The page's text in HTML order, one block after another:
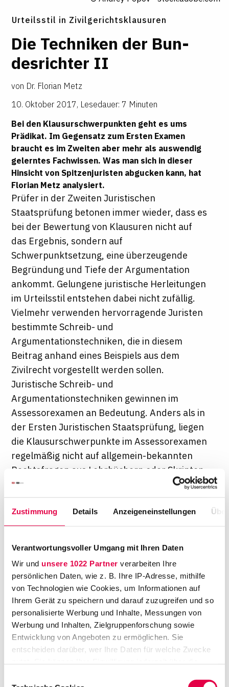
Zustimmung Details Anzeigeneinstellungen
Verantwortungsvoller Umgang mit Ihren Daten
Wir und unsere 1022 Partner verarbeiten Ihre
persönlichen Daten, wie z. B. Ihre IP-Adresse, mithilfe
von Technologien wie Cookies, um Informationen auf
Ihrem Gerät zu speichern und darauf zuzugreifen und so
personalisierte Werbung und Inhalte, Messungen von
Werbung und Inhalten, Zielgruppenforschung sowie
Entwicklung von Angeboten zu ermöglichen. Sie
entscheiden darüber, wer Ihre Daten für welche Zwecke
Urteilsstil in Zivilgerichtsklausuren
Die Tech­niken der Bun­
des­richter II
von Dr. Florian Metz
10. Oktober 2017, Lesedauer: 7 Minuten
Bei den Klausurschwerpunkten geht es ums
Prädikat. Im Gegensatz zum Ersten Examen
braucht es im Zweiten aber mehr als auswendig
gelerntes Fachwissen. Was man sich in dieser
Hinsicht von Spitzenjuristen abgucken kann, hat
Florian Metz analysiert.
Prüfer in der Zweiten Juristischen
Staatsprüfung betonen immer wieder, dass es
bei der Bewertung von Klausuren nicht auf
das Ergebnis, sondern auf
Schwerpunktsetzung, eine überzeugende
Begründung und Tiefe der Argumentation
ankommt. Gelungene juristische Herleitungen
im Urteilsstil entstehen dabei nicht zufällig.
Vielmehr verwenden hervorragende Juristen
bestimmte Schreib- und
Argumentationstechniken, die in diesem
Beitrag anhand eines Beispiels aus dem
Zivilrecht vorgestellt werden sollen.
Juristische Schreib- und
Argumentationstechniken gewinnen im
Assessorexamen an Bedeutung. Anders als in
der Ersten Juristischen Staatsprüfung, liegen
die Klausurschwerpunkte im Assessorexamen
regelmäßig nicht auf allgemein-bekannten
Rechtsfragen aus Lehrbüchern oder Skripten.
Im Assessorexamen sollen Kandidaten
detailreiche Aktenauszüge im Umfang von bis
zu 25 Seiten argumentativ auswerten, sich für
ein Ergebnis entscheiden und mithilfe der
Begründung für die konkrete Konstellation
verfassen. Orientierungspunkte für juristische
Schreib- und Argumentationstechniken im
Urteilsstil finden sich in Entscheidungen der
Spitzenjuristen am Bundesgerichtshof (BGH).
Diese werden oft gelesen, regelmäßig zitiert
und prägen damit die Rechtsprechungs- und
Prüfungspraxis. Allerdings unterscheiden sich